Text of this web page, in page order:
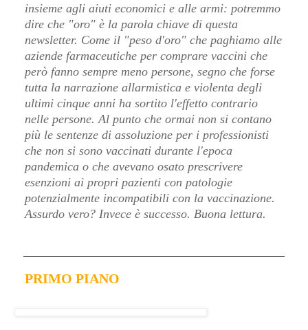
insieme agli aiuti economici e alle armi: potremmo
dire che "oro" è la parola chiave di questa
newsletter. Come il "peso d'oro" che paghiamo alle
aziende farmaceutiche per comprare vaccini che
però fanno sempre meno persone, segno che forse
tutta la narrazione allarmistica e violenta degli
ultimi cinque anni ha sortito l'effetto contrario
nelle persone. Al punto che ormai non si contano
più le sentenze di assoluzione per i professionisti
che non si sono vaccinati durante l'epoca
pandemica o che avevano osato prescrivere
esenzioni ai propri pazienti con patologie
potenzialmente incompatibili con la vaccinazione.
Assurdo vero? Invece è successo. Buona lettura.
PRIMO PIANO